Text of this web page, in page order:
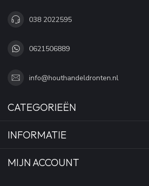
038 2022595
0621506889
info@houthandeldronten.nl
CATEGORIEËN
INFORMATIE
MIJN ACCOUNT